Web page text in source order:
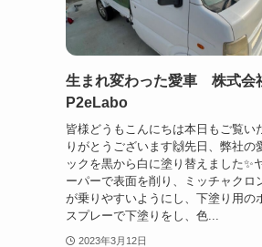
生まれ変わった愛車 株式会
P2eLabo
皆様どうもこんにちは本日もご覧い
りがとうございます🙌先日、弊社の
ックを黒から白に塗り替えました✨
ーパーで表面を削り、ミッチャクロ
が乗りやすいようにし、下塗り用の
スプレーで下塗りをし、色...
2023年3月12日